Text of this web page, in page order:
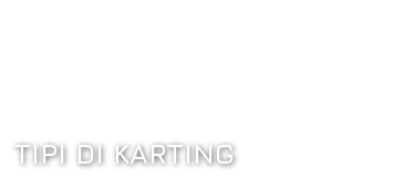
TIPI DI KARTING